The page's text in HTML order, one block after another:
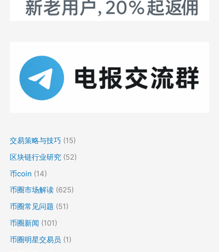
交易策略与技巧 (15)
区块链行业研究 (52)
币coin (14)
币圈市场解读 (625)
币圈常见问题 (51)
币圈新闻 (101)
币圈明星交易员 (1)